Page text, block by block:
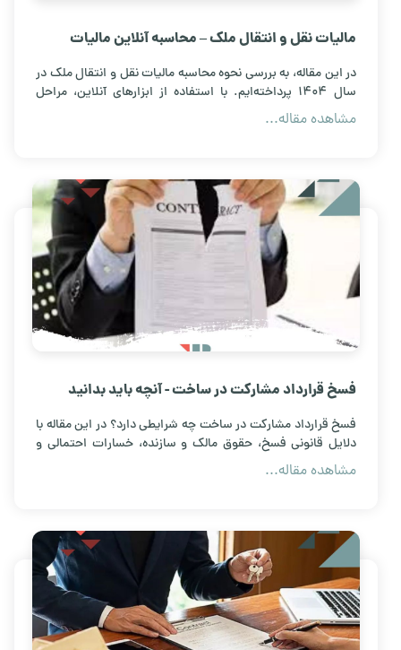
مالیات نقل و انتقال ملک – محاسبه آنلاین مالیات
در این مقاله، به بررسی نحوه محاسبه مالیات نقل و انتقال ملک در
سال 1404 پرداخته‌ایم. با استفاده از ابزارهای آنلاین، مراحل
فروش ملک و محاسبه مالیات آن را به سادگی پیگیری کنید.
مشاهده مقاله...
فسخ قرارداد مشارکت در ساخت - آنچه باید بدانید
فسخ قرارداد مشارکت در ساخت چه شرایطی دارد؟ در این مقاله با
دلایل قانونی فسخ، حقوق مالک و سازنده، خسارات احتمالی و
نکات مهم حقوقی آشنا شوید.
مشاهده مقاله...